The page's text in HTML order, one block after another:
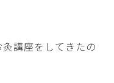
講座をしてきたの